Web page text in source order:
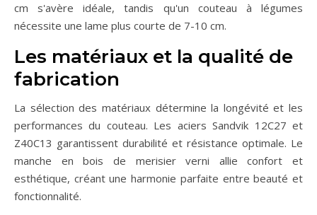
cm s'avère idéale, tandis qu'un couteau à légumes
nécessite une lame plus courte de 7-10 cm.
Les matériaux et la qualité de
fabrication
La sélection des matériaux détermine la longévité et les
performances du couteau. Les aciers Sandvik 12C27 et
Z40C13 garantissent durabilité et résistance optimale. Le
manche en bois de merisier verni allie confort et
esthétique, créant une harmonie parfaite entre beauté et
fonctionnalité.